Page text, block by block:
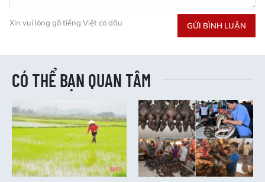
Xin vui lòng gõ tiếng Việt có dấu GỬI BÌNH LUẬN
CÓ THỂ BẠN QUAN TÂM